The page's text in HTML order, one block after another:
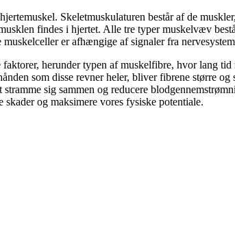
Skeletmuskulaturen består af de
findes i hjertet. Alle tre typer muskelvæv
er afhængige af signaler fra
herunder typen af muskelfibre, hvor lang
som disse revner heler, bliver fibrene større
sig sammen og reducere
og maksimere vores fysiske potentiale.